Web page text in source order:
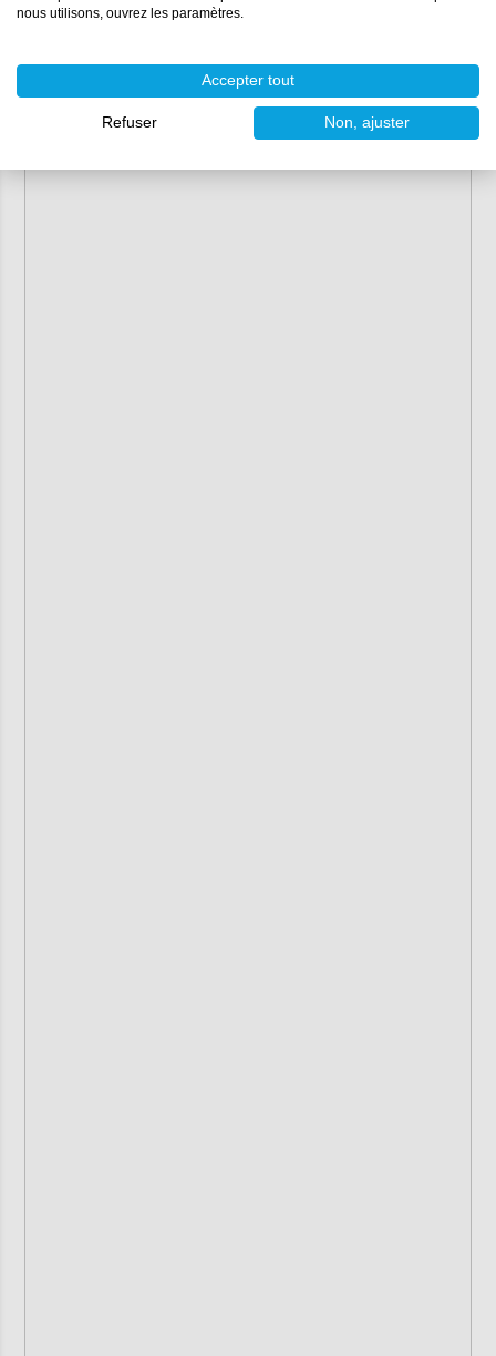
Nombre de cordons déposés :
Référence :599432290
nous utilisons, ouvrez les paramètres.
Accepter tout
Refuser Non, ajuster